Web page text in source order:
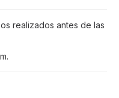
realizados antes de las
.